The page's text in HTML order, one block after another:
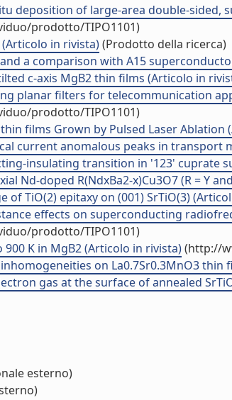
deposition of large-area double-sided,
prodotto/TIPO1101)
in rivista)(Prodotto della ricerca)
a comparison with A15
c-axis MgB2 thin films (Articolo in
planar filters for telecommunication
prodotto/TIPO1101)
films Grown by Pulsed Laser Ablation
current anomalous peaks in transport
insulating transition in '123' cuprate
Nd-doped R(NdxBa2-x)Cu3O7 (R = Y
TiO(2) epitaxy on (001) SrTiO(3)
effects on superconducting
prodotto/TIPO1101)
K in MgB2 (Articolo in rivista)(http://
on La0.7Sr0.3MnO3
gas at the surface of annealed
esterno)